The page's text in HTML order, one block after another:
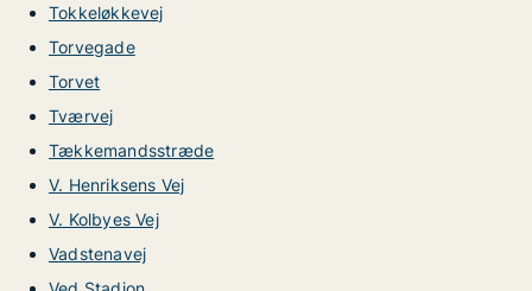
Tokkeløkkevej
Torvegade
Torvet
Tværvej
Tækkemandsstræde
V. Henriksens Vej
V. Kolbyes Vej
Vadstenavej